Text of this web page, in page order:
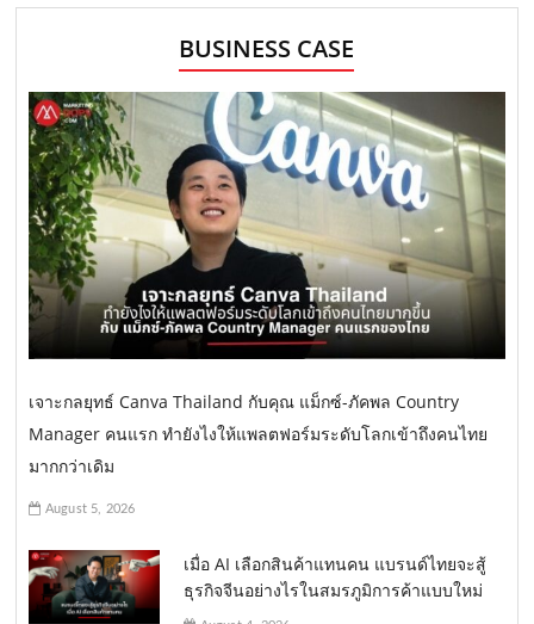
BUSINESS CASE
เจาะกลยุทธ์ Canva Thailand กับคุณ แม็กซ์-ภัคพล Country
Manager คนแรก ทำยังไงให้แพลตฟอร์มระดับโลกเข้าถึงคนไทย
มากกว่าเดิม
August 5, 2026
เมื่อ AI เลือกสินค้าแทนคน แบรนด์ไทยจะสู้
ธุรกิจจีนอย่างไรในสมรภูมิการค้าแบบใหม่